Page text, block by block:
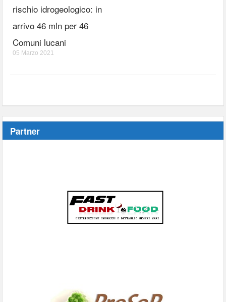
rischio idrogeologico: in
arrivo 46 mln per 46
Comuni lucani
05 Marzo 2021
Partner